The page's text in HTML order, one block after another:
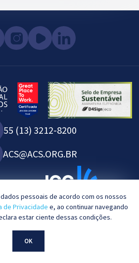
pessoais de acordo com os nossos
de Privacidade e, ao continuar navegando
estar ciente dessas condições.
OK
55 (13) 3212-8200
ACS@ACS.ORG.BR
os direitos reservados.
porKBRTEC